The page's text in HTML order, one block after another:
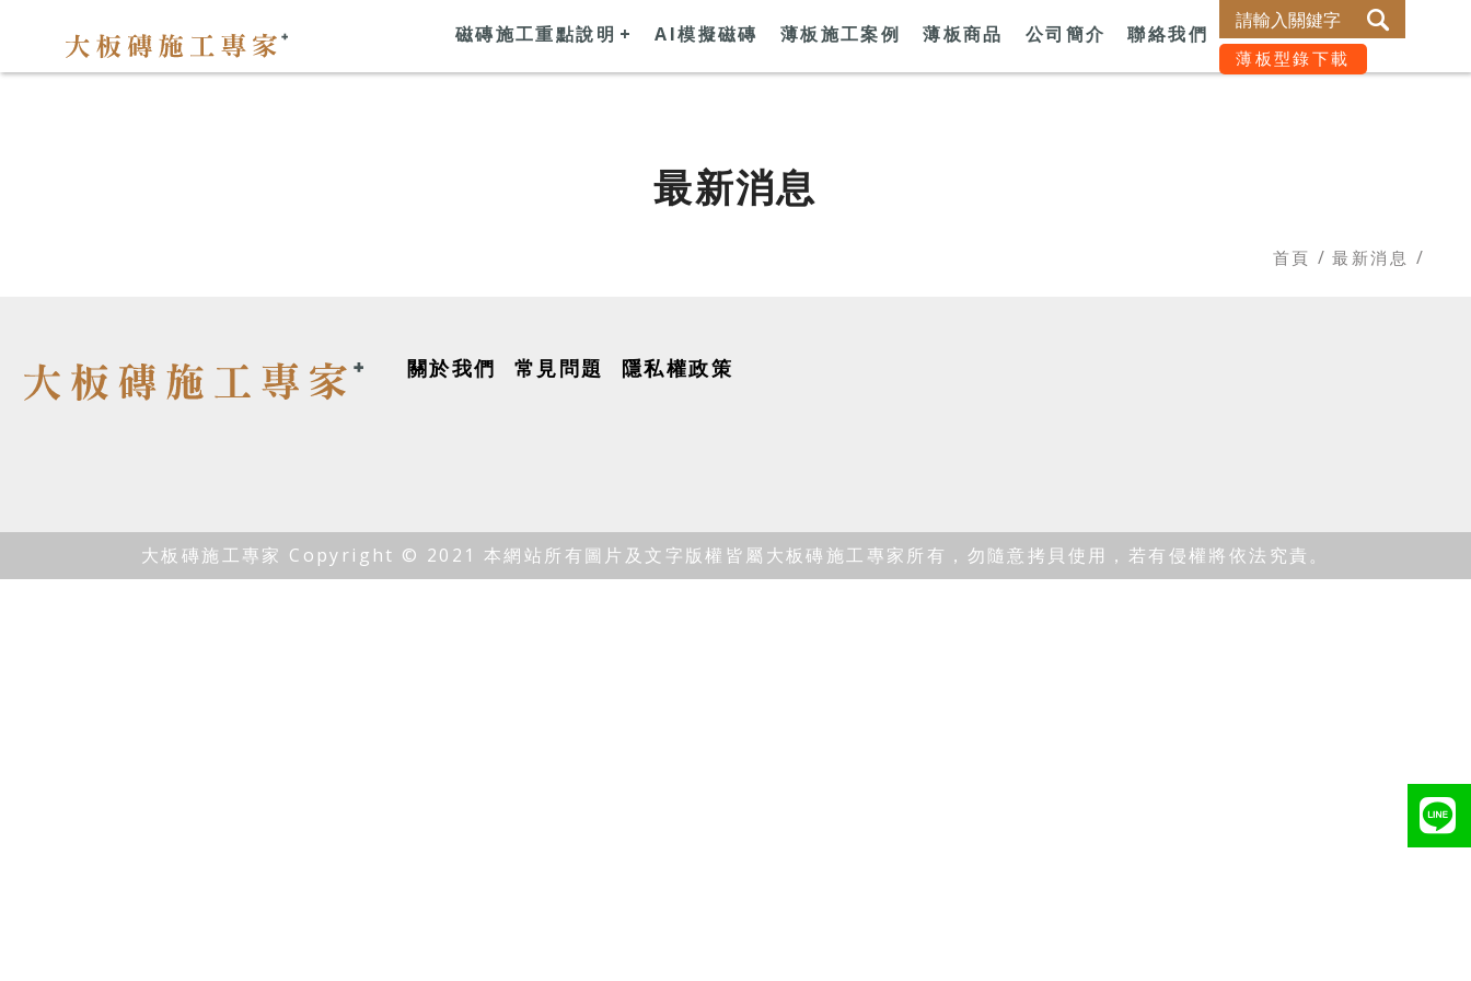
薄板型錄下載
磁磚施工重點說明 + AI模擬磁磚 薄板施工案例 薄板商品 公司簡介 聯絡我們
最新消息
首頁 最新消息
關於我們 常見問題 隱私權政策
大板磚施工專家 Copyright © 2021 本網站所有圖片及文字版權皆屬大板磚施工專家所有，勿隨意拷貝使用，若有侵權將依法究責。